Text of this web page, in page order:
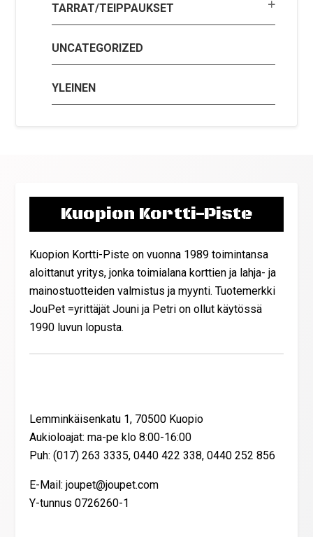
TARRAT/TEIPPAUKSET
UNCATEGORIZED
YLEINEN
Kuopion Kortti-Piste
Kuopion Kortti-Piste on vuonna 1989 toimintansa
aloittanut yritys, jonka toimialana korttien ja lahja- ja
mainostuotteiden valmistus ja myynti. Tuotemerkki
JouPet =yrittäjät Jouni ja Petri on ollut käytössä
1990 luvun lopusta.
Lemminkäisenkatu 1, 70500 Kuopio
Aukioloajat: ma-pe klo 8:00-16:00
Puh: (017) 263 3335, 0440 422 338, 0440 252 856
E-Mail: joupet@joupet.com
Y-tunnus 0726260-1